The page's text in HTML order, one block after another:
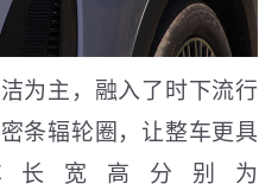
为主，融入了时下流行
条辐轮圈，让整车更具
宽高分别为